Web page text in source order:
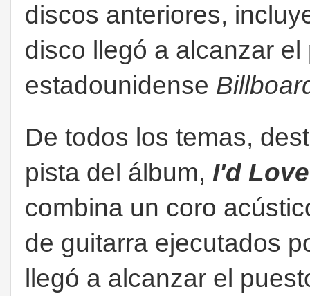
discos anteriores,
disco llegó a alcanzar
estadounidense
De todos los temas,
pista del álbum, I'd
combina un coro
de guitarra ejecutados
llegó a alcanzar el